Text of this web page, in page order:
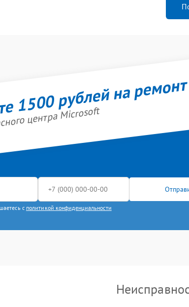
1500 рублей на ремонт
центра Microsoft
с политикой конфиденциальности